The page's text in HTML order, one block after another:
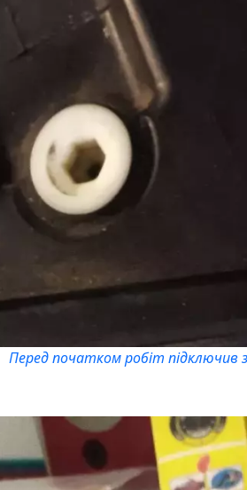
Перед початком робіт підключив